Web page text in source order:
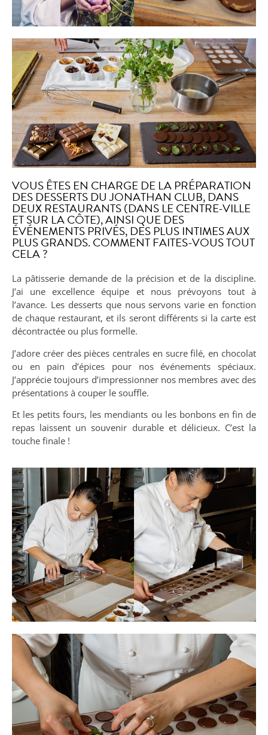
VOUS ÊTES EN CHARGE DE LA PRÉPARATION
DES DESSERTS DU JONATHAN CLUB, DANS
DEUX RESTAURANTS (DANS LE CENTRE-VILLE
ET SUR LA CÔTE), AINSI QUE DES
ÉVÉNEMENTS PRIVÉS, DES PLUS INTIMES AUX
PLUS GRANDS. COMMENT FAITES-VOUS TOUT
CELA ?
La pâtisserie demande de la précision et de la discipline.
J’ai une excellence équipe et nous prévoyons tout à
l’avance. Les desserts que nous servons varie en fonction
de chaque restaurant, et ils seront différents si la carte est
décontractée ou plus formelle.
J’adore créer des pièces centrales en sucre filé, en chocolat
ou en pain d’épices pour nos événements spéciaux.
J’apprécie toujours d’impressionner nos membres avec des
présentations à couper le souffle.
Et les petits fours, les mendiants ou les bonbons en fin de
repas laissent un souvenir durable et délicieux. C’est la
touche finale !